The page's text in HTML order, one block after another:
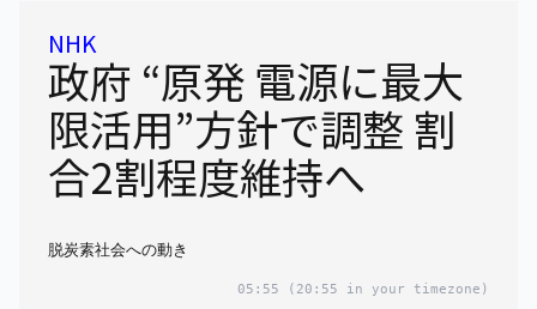
NHK
政府 “原発 電源に最大
限活用”方針で調整 割
合2割程度維持へ
脱炭素社会への動き
05:55 (20:55 in your timezone)